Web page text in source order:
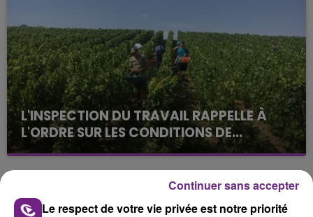
L'INSPECTION DU TRAVAIL RAPPELLE À
L'ORDRE SUR LES CONDITIONS DE...
Alors que les dates de début des vendange 2026
s'est avéré être plus précoce que prévu,
l'inspection du Travail en profite pour rappeler
les conditions de...
TITRES DIFFUSÉS
Le respect de votre vie privée est notre priorité
Continuer sans accepter